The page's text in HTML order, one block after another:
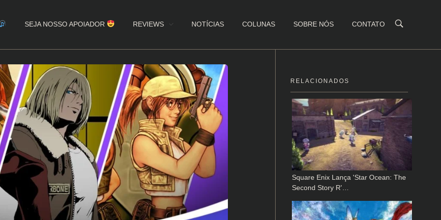
SEJA NOSSO APOIADOR REVIEWS NOTÍCIAS COLUNAS SOBRE NÓS CONTATO
RELACIONADOS
Square Enix Lança 'Star Ocean: The
Second Story R'…